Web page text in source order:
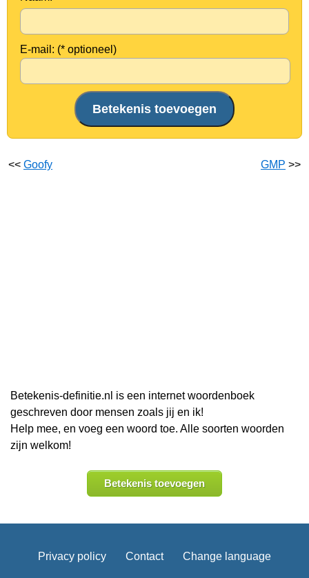
E-mail: (* optioneel)
<< Goofy GMP >>
Betekenis-definitie.nl is een internet woordenboek
geschreven door mensen zoals jij en ik!
Help mee, en voeg een woord toe. Alle soorten woorden
zijn welkom!
Betekenis toevoegen
Privacy policy Contact Change language